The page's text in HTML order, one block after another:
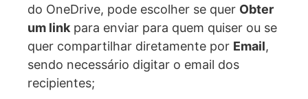
do OneDrive, pode escolher se quer Obter
um link para enviar para quem quiser ou se
quer compartilhar diretamente por Email,
sendo necessário digitar o email dos
recipientes;